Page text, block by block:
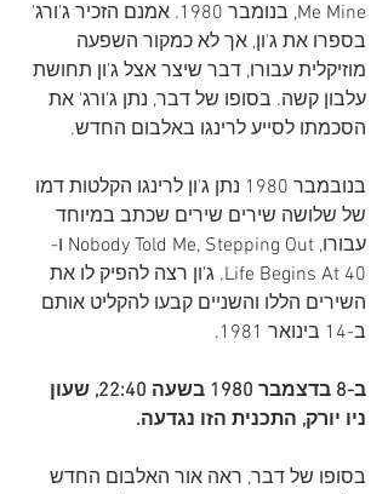
Me Mine, בנומבר 1980. אמנם הזכיר ג'ורג'
בספרו את ג'ון, אך לא כמקור השפעה
מוזיקלית עבורו, דבר שיצר אצל ג'ון תחושת
עלבון קשה. בסופו של דבר, נתן ג'ורג' את
הסכמתו לסייע לרינגו באלבום החדש.
בנובמבר 1980 נתן ג'ון לרינגו הקלטות דמו
של שלושה שירים שירים שכתב במיוחד
עבורו, Nobody Told Me, Stepping Out ו-
Life Begins At 40. ג'ון רצה להפיק לו את
השירים הללו והשניים קבעו להקליט אותם
ב-14 בינואר 1981.
ב-8 בדצמבר 1980 בשעה 22:40, שעון
ניו יורק, התכנית הזו נגדעה.
בסופו של דבר, ראה אור האלבום החדש